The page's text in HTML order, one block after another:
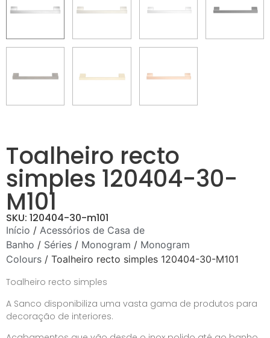
Toalheiro recto
simples 120404-30-
M101
SKU: 120404-30-m101
Início / Acessórios de Casa de
Banho / Séries / Monogram / Monogram
Colours / Toalheiro recto simples 120404-30-M101
Toalheiro recto simples
A Sanco disponibiliza uma vasta gama de produtos para
decoração de interiores.